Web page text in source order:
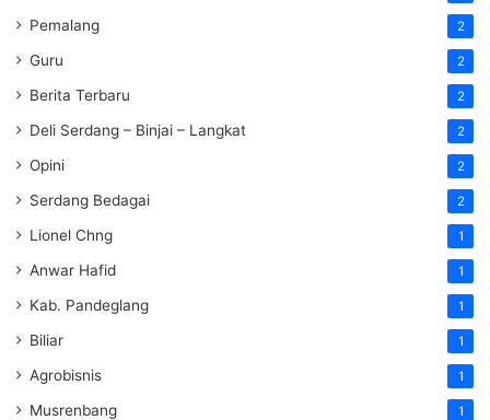
Pemalang 2
Guru 2
Berita Terbaru 2
Deli Serdang – Binjai – Langkat 2
Opini 2
Serdang Bedagai 2
Lionel Chng 1
Anwar Hafid 1
Kab. Pandeglang 1
Biliar 1
Agrobisnis 1
Musrenbang 1